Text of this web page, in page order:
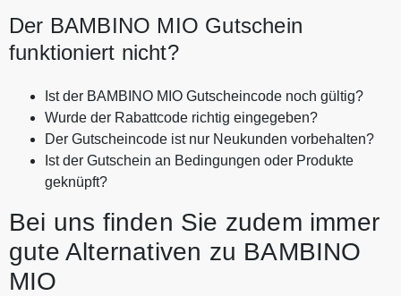
Der BAMBINO MIO Gutschein
funktioniert nicht?
Ist der BAMBINO MIO Gutscheincode noch gültig?
Wurde der Rabattcode richtig eingegeben?
Der Gutscheincode ist nur Neukunden vorbehalten?
Ist der Gutschein an Bedingungen oder Produkte
geknüpft?
Bei uns finden Sie zudem immer
gute Alternativen zu BAMBINO
MIO